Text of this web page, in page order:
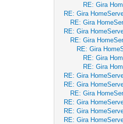
RE: Gira
RE: Gira
RE: Gira
RE: Gira
RE: Gira
RE: Gira
RE: Gira
RE: Gira
RE: Gira
RE: Gira
RE: Gira
RE: Gira
RE: Gira
RE: Gira